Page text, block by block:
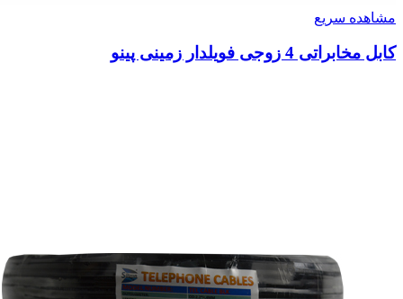
مشاهده سریع
کابل مخابراتی 4 زوجی فویلدار زمینی پینو